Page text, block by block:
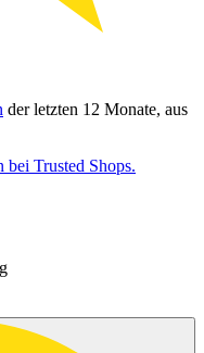
der letzten 12 Monate, aus
Trusted Shops.